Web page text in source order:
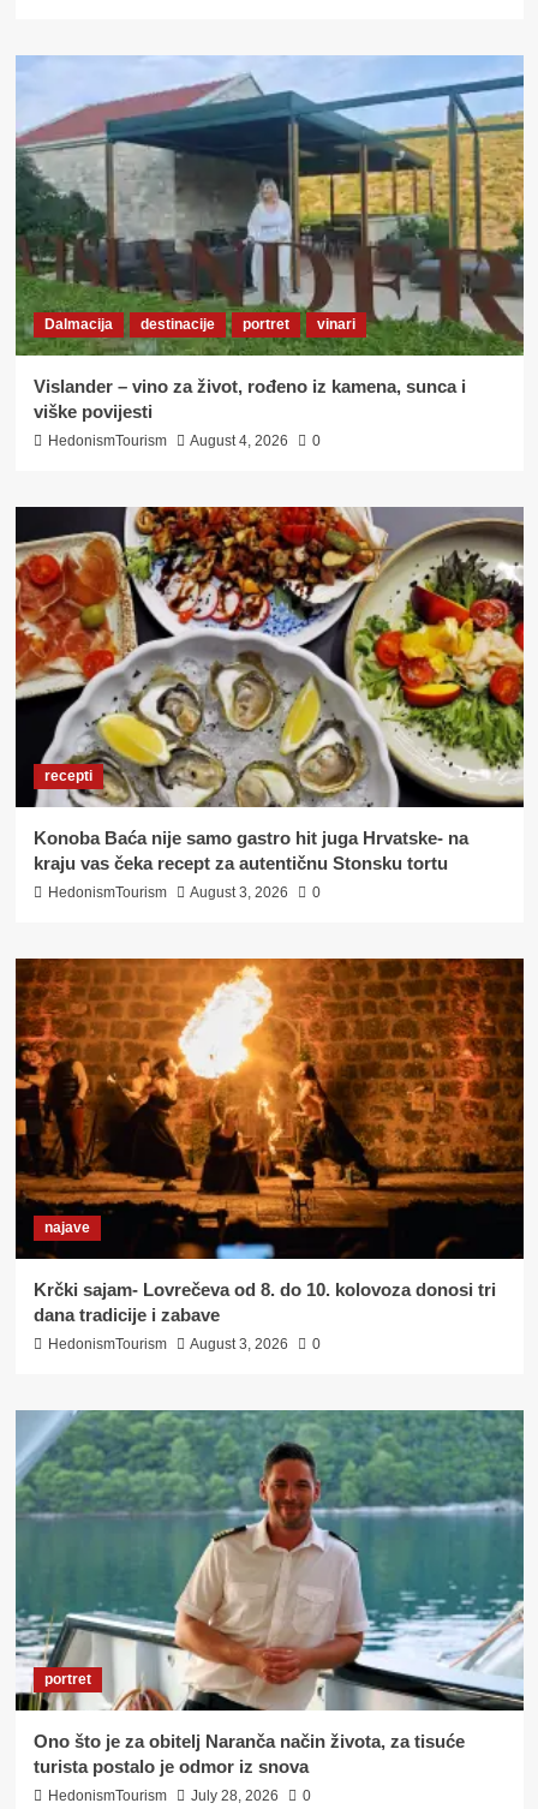
Dalmacija destinacije portret vinari
Vislander – vino za život, rođeno iz kamena, sunca i
viške povijesti
HedonismTourism August 4, 2026 0
recepti
Konoba Baća nije samo gastro hit juga Hrvatske- na
kraju vas čeka recept za autentičnu Stonsku tortu
HedonismTourism August 3, 2026 0
najave
Krčki sajam- Lovrečeva od 8. do 10. kolovoza donosi tri
dana tradicije i zabave
HedonismTourism August 3, 2026 0
portret
Ono što je za obitelj Naranča način života, za tisuće
turista postalo je odmor iz snova
HedonismTourism July 28, 2026 0